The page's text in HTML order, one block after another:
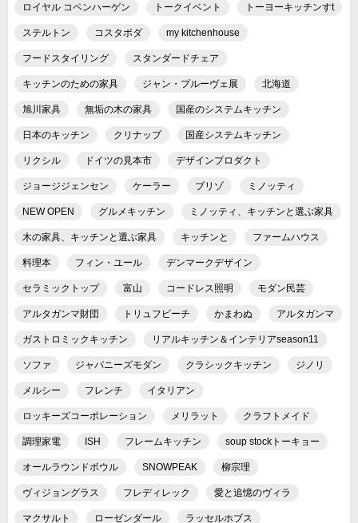
ロイヤル コペンハーゲン トークイベント トーヨーキッチンすt
ステルトン コスタボダ my kitchenhouse
フードスタイリング スタンダードチェア
キッチンのための家具 ジャン・プルーヴェ展 北海道
旭川家具 無垢の木の家具 国産のシステムキッチン
日本のキッチン クリナップ 国産システムキッチン
リクシル ドイツの見本市 デザインプロダクト
ジョージジェンセン ケーラー ブリゾ ミノッティ
NEW OPEN グルメキッチン ミノッティ、キッチンと選ぶ家具
木の家具、キッチンと選ぶ家具 キッチンと ファームハウス
料理本 フィン・ユール デンマークデザイン
セラミックトップ 富山 コードレス照明 モダン民芸
アルタガンマ財団 トリュフビーチ かまわぬ アルタガンマ
ガストロミックキッチン リアルキッチン＆インテリアseason11
ソファ ジャパニーズモダン クラシックキッチン ジノリ
メルシー フレンチ イタリアン
ロッキーズコーポレーション メリラット クラフトメイド
調理家電 ISH フレームキッチン soup stockトーキョー
オールラウンドボウル SNOWPEAK 柳宗理
ヴィジョングラス フレディレック 愛と追憶のヴィラ
マクサルト ローゼンダール ラッセルホブス